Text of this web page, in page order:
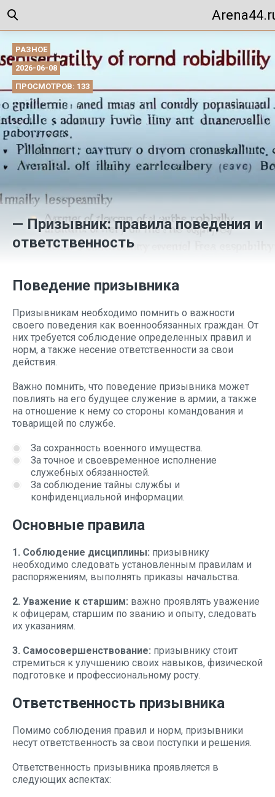
РАЗНОЕ
2026-06-08
ПРОСМОТРОВ: 133
— Призывник: правила поведения и
ответственность
Поведение призывника
Призывникам необходимо помнить о важности
своего поведения как военнообязанных граждан. От
них требуется соблюдение определенных правил и
норм, а также несение ответственности за свои
действия.
Важно помнить, что поведение призывника может
повлиять на его будущее служение в армии, а также
на отношение к нему со стороны командования и
товарищей по службе.
За сохранность военного имущества.
За точное и своевременное исполнение
служебных обязанностей.
За соблюдение тайны службы и
конфиденциальной информации.
Основные правила
1. Соблюдение дисциплины: призывнику
необходимо следовать установленным правилам и
распоряжениям, выполнять приказы начальства.
2. Уважение к старшим: важно проявлять уважение
к офицерам, старшим по званию и опыту, следовать
их указаниям.
3. Самосовершенствование: призывнику стоит
стремиться к улучшению своих навыков, физической
подготовке и профессиональному росту.
Ответственность призывника
Помимо соблюдения правил и норм, призывники
несут ответственность за свои поступки и решения.
Ответственность призывника проявляется в
следующих аспектах: